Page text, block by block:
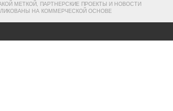
МЕТКОЙ, ПАРТНЕРСКИЕ ПРОЕКТЫ И НОВОСТИ
НА КОММЕРЧЕСКОЙ ОСНОВЕ